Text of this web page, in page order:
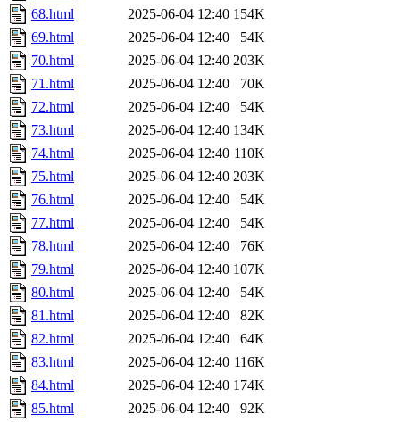
68.html
2025-06-04 12:40 154K
69.html
2025-06-04 12:40
54K
70.html
2025-06-04 12:40 203K
71.html
2025-06-04 12:40
70K
72.html
2025-06-04 12:40
54K
73.html
2025-06-04 12:40 134K
74.html
2025-06-04 12:40 110K
75.html
2025-06-04 12:40 203K
76.html
2025-06-04 12:40
54K
77.html
2025-06-04 12:40
54K
78.html
2025-06-04 12:40
76K
79.html
2025-06-04 12:40 107K
80.html
2025-06-04 12:40
54K
81.html
2025-06-04 12:40
82K
82.html
2025-06-04 12:40
64K
83.html
2025-06-04 12:40 116K
84.html
2025-06-04 12:40 174K
85.html
2025-06-04 12:40
92K